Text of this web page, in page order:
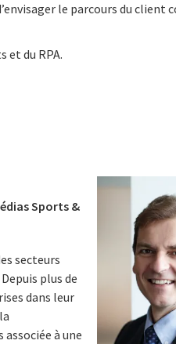
le parcours du client
du RPA.
Sports &
secteurs
plus de
dans leur
à une